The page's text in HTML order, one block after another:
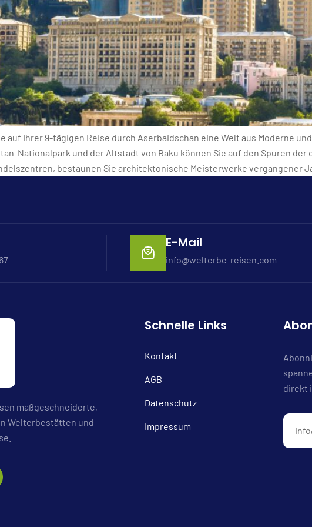
auf Ihrer 9-tägigen Reise durch Aserbaidschan eine Welt aus Moderne
Nationalpark und der Altstadt von Baku können Sie auf den Spuren der
bestaunen Sie architektonische Meisterwerke vergangener
E-Mail
info@welterbe-reisen.com
maßgeschneiderte,
Welterbestätten und
Schnelle Links
Kontakt
AGB
Datenschutz
Impressum
direkt